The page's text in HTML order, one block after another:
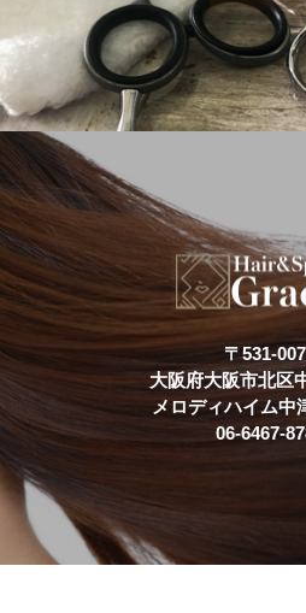
〒531-
大阪府大阪市北区
メロディハイム中
06-6467-